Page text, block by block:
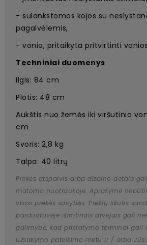
- sulankstomos kojos su
pagalvėlėmis,
- vonia, pritaikyta pritvirtinti
Techniniai duomenys
Ilgis: 84 cm
Plotis: 48 cm
Aukštis nuo žemės iki viršutinio
cm
Svoris: 2,8 kg
Talpa: 40 litrų
Prekės atspalvis arba dizaino detalė
matomo nuotraukoje. Aprašyme
visos prekės savybės. Prekių likutis
parduotuvėje išimtinais atvejais gali
galimybė, kad pristatymo terminai gali
užsakymo pateikimo metu ir / arba